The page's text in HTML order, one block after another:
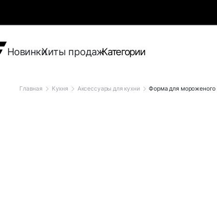
НовинкиХиты продажКатегории
Главная Кухня Аксессуары для кухни Форма для мороженого